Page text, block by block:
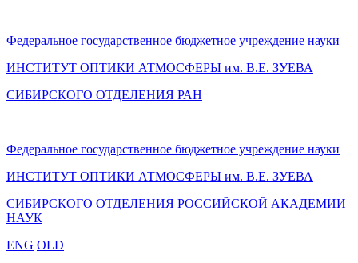
Федеральное государственное бюджетное учреждение науки
ИНСТИТУТ ОПТИКИ АТМОСФЕРЫ им. В.Е. ЗУЕВА
СИБИРСКОГО ОТДЕЛЕНИЯ РАН
Федеральное государственное бюджетное учреждение науки
ИНСТИТУТ ОПТИКИ АТМОСФЕРЫ им. В.Е. ЗУЕВА
СИБИРСКОГО ОТДЕЛЕНИЯ РОССИЙСКОЙ АКАДЕМИИ
НАУК
ENG OLD